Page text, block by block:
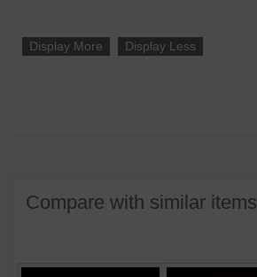
Display More Display Less
Compare with similar items